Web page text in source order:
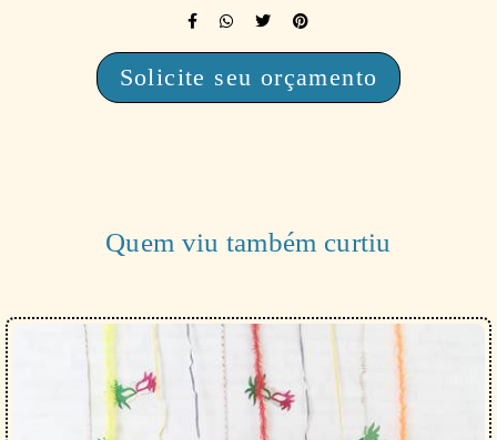
Solicite seu orçamento
Quem viu também curtiu